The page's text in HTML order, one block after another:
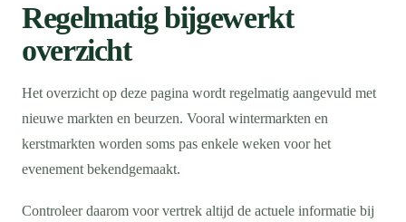
Regelmatig bijgewerkt
overzicht
Het overzicht op deze pagina wordt regelmatig aangevuld met
nieuwe markten en beurzen. Vooral wintermarkten en
kerstmarkten worden soms pas enkele weken voor het
evenement bekendgemaakt.
Controleer daarom voor vertrek altijd de actuele informatie bij